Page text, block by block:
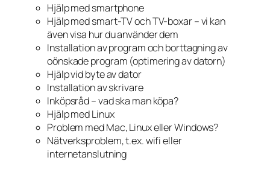
Hjälp med smartphone
Hjälp med smart-TV och TV-boxar – vi kan
även visa hur du använder dem
Installation av program och borttagning av
oönskade program (optimering av datorn)
Hjälp vid byte av dator
Installation av skrivare
Inköpsråd – vad ska man köpa?
Hjälp med Linux
Problem med Mac, Linux eller Windows?
Nätverksproblem, t.ex. wifi eller
internetanslutning